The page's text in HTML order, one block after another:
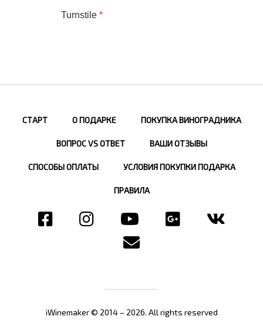
Turnstile *
СТАРТ О ПОДАРКЕ ПОКУПКА ВИНОГРАДНИКА
ВОПРОС VS ОТВЕТ ВАШИ ОТЗЫВЫ
СПОСОБЫ ОПЛАТЫ УСЛОВИЯ ПОКУПКИ ПОДАРКА
ПРАВИЛА
iWinemaker © 2014 – 2026. All rights reserved